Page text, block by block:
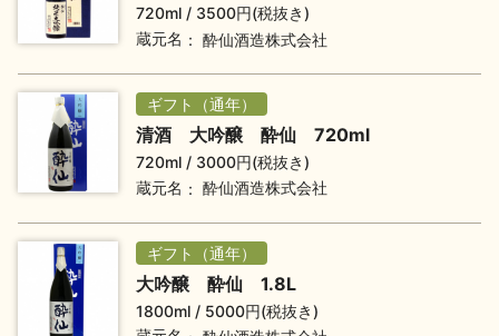
地酒・イベント情報
720ml
3500円(税抜き)
蔵元名
酔仙酒造株式会社
ギフト（通年）
清酒 大吟醸 酔仙 720ml
720ml
3000円(税抜き)
蔵元名
酔仙酒造株式会社
ギフト（通年）
大吟醸 酔仙 1.8L
1800ml
5000円(税抜き)